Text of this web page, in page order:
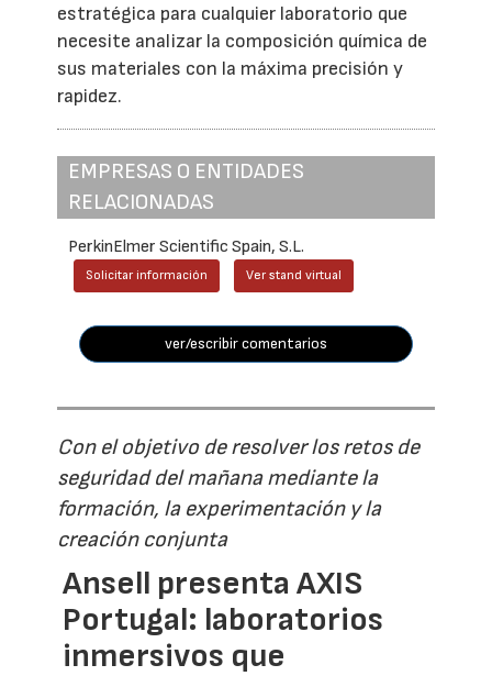
estratégica para cualquier laboratorio que
necesite analizar la composición química de
sus materiales con la máxima precisión y
rapidez.
EMPRESAS O ENTIDADES
RELACIONADAS
PerkinElmer Scientific Spain, S.L.
Solicitar información Ver stand virtual
ver/escribir comentarios
Con el objetivo de resolver los retos de
seguridad del mañana mediante la
formación, la experimentación y la
creación conjunta
Ansell presenta AXIS
Portugal: laboratorios
inmersivos que